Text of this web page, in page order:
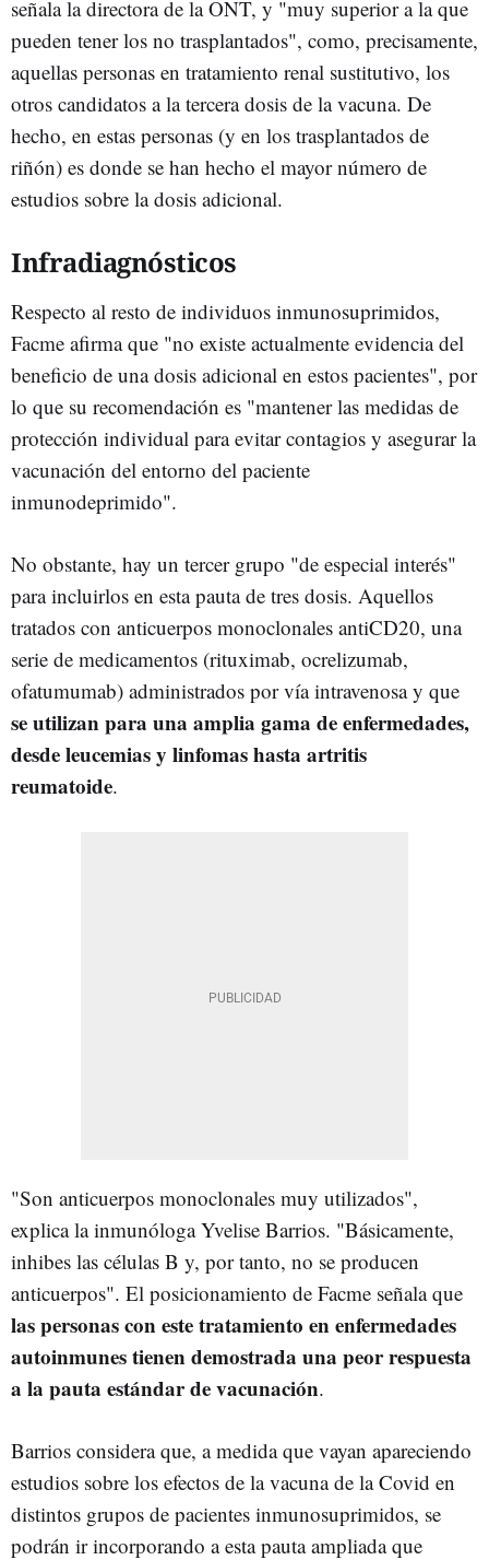
señala la directora de la ONT, y "muy superior a la que
pueden tener los no trasplantados", como, precisamente,
aquellas personas en tratamiento renal sustitutivo, los
otros candidatos a la tercera dosis de la vacuna. De
hecho, en estas personas (y en los trasplantados de
riñón) es donde se han hecho el mayor número de
estudios sobre la dosis adicional.
Infradiagnósticos
Respecto al resto de individuos inmunosuprimidos,
Facme afirma que "no existe actualmente evidencia del
beneficio de una dosis adicional en estos pacientes", por
lo que su recomendación es "mantener las medidas de
protección individual para evitar contagios y asegurar la
vacunación del entorno del paciente
inmunodeprimido".
No obstante, hay un tercer grupo "de especial interés"
para incluirlos en esta pauta de tres dosis. Aquellos
tratados con anticuerpos monoclonales antiCD20, una
serie de medicamentos (rituximab, ocrelizumab,
ofatumumab) administrados por vía intravenosa y que
se utilizan para una amplia gama de enfermedades,
desde leucemias y linfomas hasta artritis
reumatoide.
"Son anticuerpos monoclonales muy utilizados",
explica la inmunóloga Yvelise Barrios. "Básicamente,
inhibes las células B y, por tanto, no se producen
anticuerpos". El posicionamiento de Facme señala que
las personas con este tratamiento en enfermedades
autoinmunes tienen demostrada una peor respuesta
a la pauta estándar de vacunación.
Barrios considera que, a medida que vayan apareciendo
estudios sobre los efectos de la vacuna de la Covid en
distintos grupos de pacientes inmunosuprimidos, se
podrán ir incorporando a esta pauta ampliada que